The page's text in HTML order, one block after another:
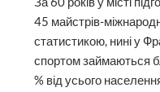
45 майстрів-
статистикою, нині у
спортом займаються
% від усього